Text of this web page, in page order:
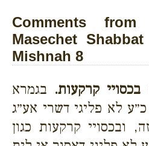
Comments
Masechet
Mishnah 8
קרקעות. בגמרא
לא פליגי דשרי אע״ג
ובכסויי קרקעות כגון